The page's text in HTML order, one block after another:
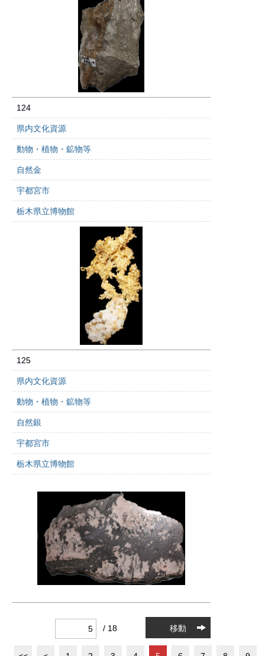
124
県内文化資源
動物・植物・鉱物等
自然金
宇都宮市
栃木県立博物館
125
県内文化資源
動物・植物・鉱物等
自然銀
宇都宮市
栃木県立博物館
/ 18 移動